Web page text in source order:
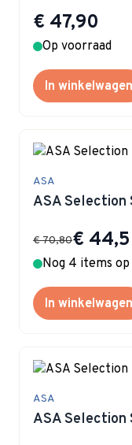
€ 47,90
Op voorraad
In winkelwagen
ASA
ASA Selection
Special
€
€ 70,80
Nog 4 items
In winkelwagen
ASA
ASA Selection